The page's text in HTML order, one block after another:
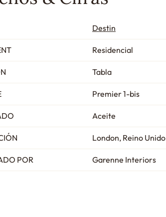
Destin
Residencial
Tabla
Premier 1-bis
Aceite
London, Reino Unido
POR Garenne Interiors